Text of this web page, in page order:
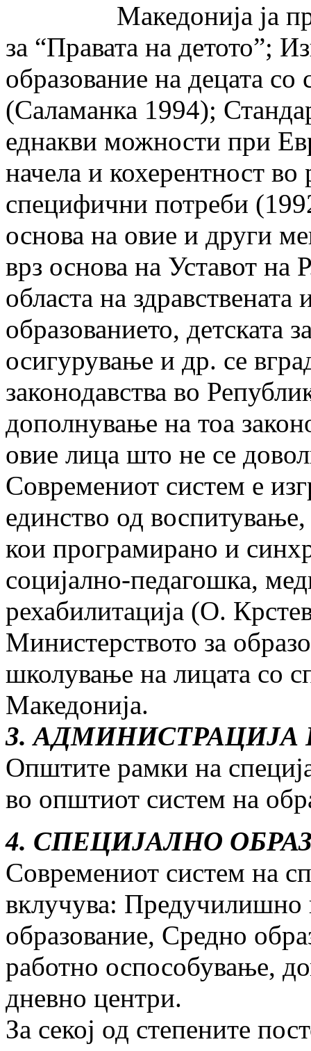
Македонија ја
за “Правата на детото”;
образование на децата
(Саламанка 1994);
еднакви можности при
начела и кохерентност во
специфични потреби
основа на овие и други
врз основа на Уставот на
областа на здравствената
образованието, детската
осигурување и др. се
законодавства во
дополнување на тоа
овие лица што не се
Современиот систем е
единство од
кои програмирано и
социјално-педагошка,
рехабилитација (О.
Министерството за
школување на лицата со
Македонија.
3. АДМИНИСТРАЦИЈА
Општите рамки на
во општиот систем на
4. СПЕЦИЈАЛНО
Современиот систем на
вклучува: Предучилишно
образование, Средно
работно оспособување,
дневно центри.
За секој од степените